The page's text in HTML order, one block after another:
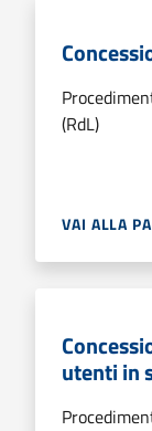
(RdL)
VAI ALLA
utenti in